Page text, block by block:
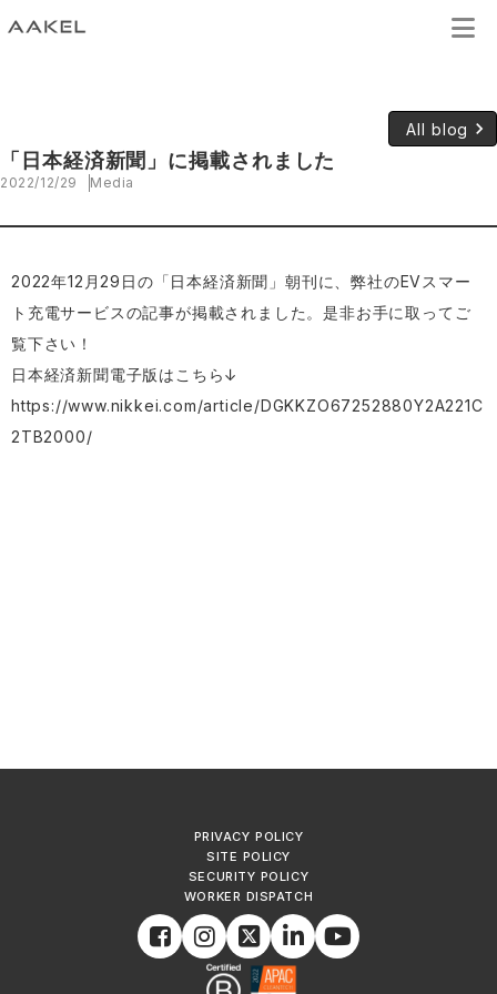
All blog keyboard_arrow_right
「日本経済新聞」に掲載されました
2022/12/29 Media
2022年12月29日の「日本経済新聞」朝刊に、弊社のEVスマー
ト充電サービスの記事が掲載されました。是非お手に取ってご
覧下さい！
日本経済新聞電子版はこちら↓
https://www.nikkei.com/article/DGKKZO67252880Y2A221C
2TB2000/
PRIVACY POLICY
SITE POLICY
SECURITY POLICY
WORKER DISPATCH